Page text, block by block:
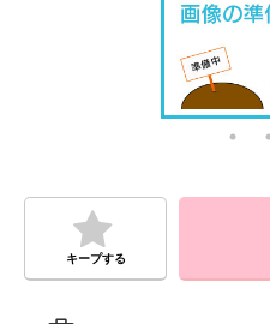
キープする